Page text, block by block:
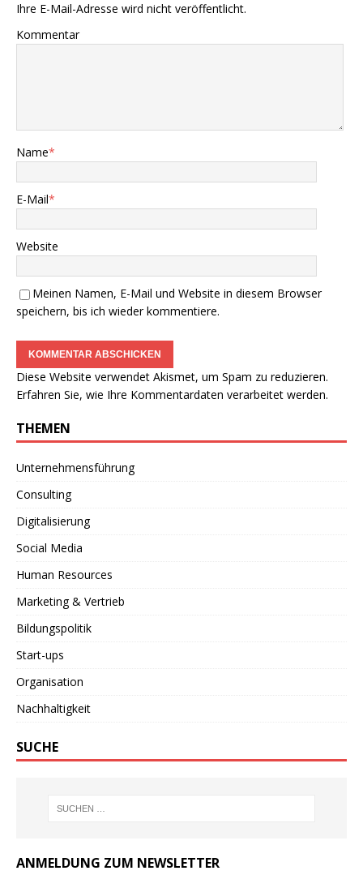
Ihre E-Mail-Adresse wird nicht veröffentlicht.
Kommentar
Name*
E-Mail*
Website
Meinen Namen, E-Mail und Website in diesem Browser
speichern, bis ich wieder kommentiere.
Diese Website verwendet Akismet, um Spam zu reduzieren.
Erfahren Sie, wie Ihre Kommentardaten verarbeitet werden.
THEMEN
Unternehmensführung
Consulting
Digitalisierung
Social Media
Human Resources
Marketing & Vertrieb
Bildungspolitik
Start-ups
Organisation
Nachhaltigkeit
SUCHE
ANMELDUNG ZUM NEWSLETTER